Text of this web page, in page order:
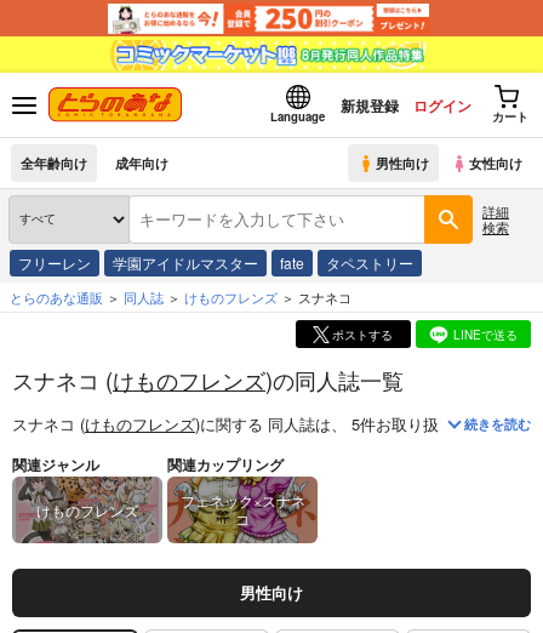
Language
新規登録 ログイン
カート
全年齢向け 成年向け 男性向け 女性向け
詳細
検索
フリーレン 学園アイドルマスター fate タペストリー
とらのあな通販 同人誌 けものフレンズ スナネコ
ポストする LINEで送る
スナネコ (けものフレンズ)の同人誌一覧
スナネコ (けものフレンズ)に関する 同人誌は、 5件お取り扱いがございま
続きを読む
関連ジャンル
けものフレンズ
関連カップリング
フェネック×スナネ
コ
男性向け